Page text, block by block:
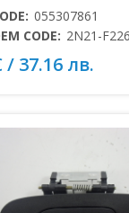
055307861
CODE: 2N21-
/ 37.16 лв.